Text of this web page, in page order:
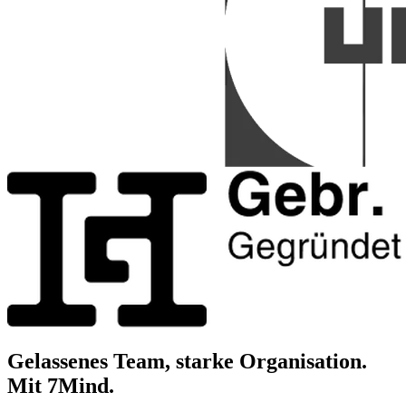
Gelassenes Team, starke Organisation.
Mit 7Mind.